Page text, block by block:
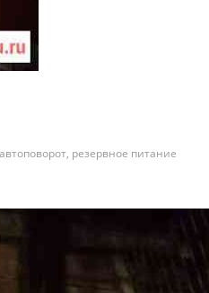
резервное питание